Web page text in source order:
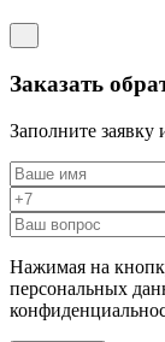
Заказать
Заполните заявку
Нажимая на
персональных